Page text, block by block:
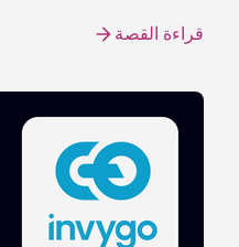
قراءة القصة